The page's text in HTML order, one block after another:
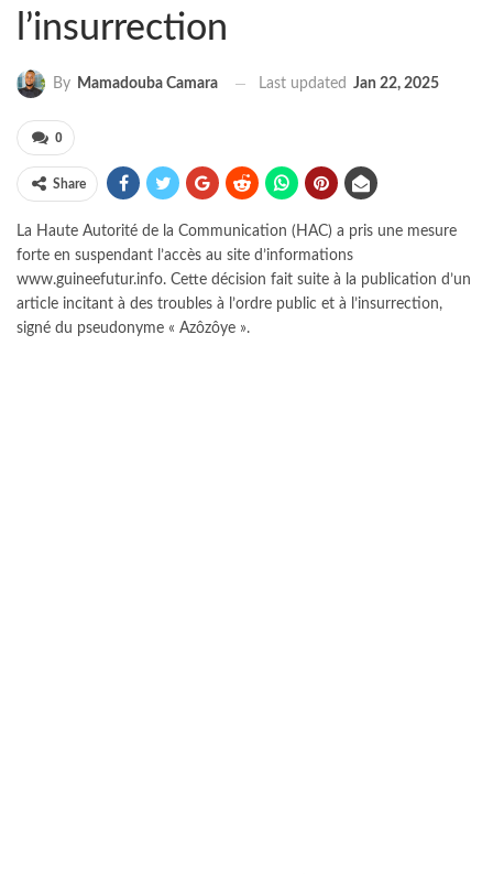
l’insurrection
By Mamadouba Camara Last updated Jan 22, 2025
0
Share
La Haute Autorité de la Communication (HAC) a pris une mesure
forte en suspendant l’accès au site d’informations
www.guineefutur.info. Cette décision fait suite à la publication d’un
article incitant à des troubles à l’ordre public et à l’insurrection,
signé du pseudonyme « Azôzôye ».